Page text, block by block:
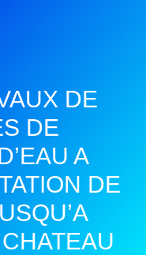
DE
DE
A
DE